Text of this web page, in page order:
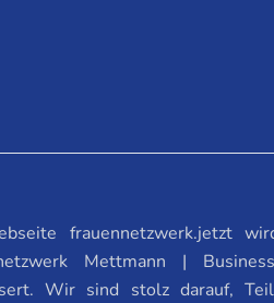
frauennetzwerk.jetzt
Mettmann |
Wir sind stolz darauf,